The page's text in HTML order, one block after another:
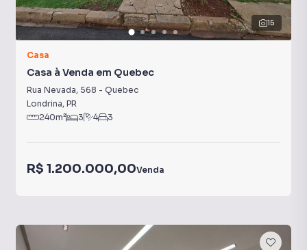
15
Casa
Casa à Venda em Quebec
Rua Nevada, 568 - Quebec
Londrina, PR
240m² 3 4 3
R$ 1.200.000,00Venda